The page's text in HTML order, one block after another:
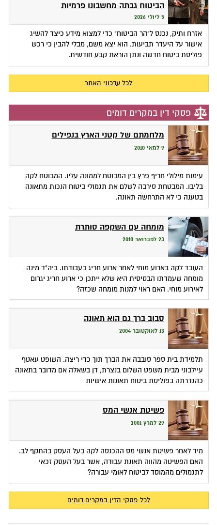
הביטוח גבתה מחשבונו פרמיות
5 ליולי 2026
אזרח ותיק, נכנס ל"הר הביטוח" כדי למצוא מידע כיצד להשיג
אישור על היעדר תביעות. הוא יצא משם, מבלי להבין כי רכש
פוליסת ביטוח חדשה ונתן הוראת קבע חודשית.
לכל עדכוני האתר
פסקי דין במקרים דומים
מלחמתם של קטני הארץ בנפילים
9 למאי 2010
עימות מילולי חריף פרץ בין המבוטח לממונה עליו. המבוטח לקה
בליבו. המבטחת סירבה לשלם את תגמולי ביטוח הנכות מתאונה
בטענה כי לא התרחשה תאונה.
מומחה עם השקפה סותרת
23 לפברואר 2010
העובד לקה בארוע מוחי לאחר ארוע חריג בעבודתו. ביה"ד מינה
מומחה שעמדתו הבסיסית היא שלא ייתכן כי ארוע חריג יגרום
לאירוע מוחי. האם ראוי למנות מומחה שכזה?
סבוב ברך גם הוא תאונה
13 לאוקטובר 2004
תלמידת בית ספר סובבה את הברך תוך כדי ריצה. השופט עאטף
עיילבוני מבית משפט השלום בנצרת, דן בשאלה אם מדובר בתאונה
כהגדרתה בפוליסת ביטוח תאונות אישיות
פשיטת אנשי המס
29 למרץ 2001
מיד לאחר פשיטת אנשי מס ההכנסה לקה בעל העסק בהתקף לב.
האם הפשיטה מהווה תאונת עבודה, אשר בעל העסק זכאי
לתגמולים מהמוסד לביטוח לאומי עבורה?
לכל פסקי הדין במקרים דומים